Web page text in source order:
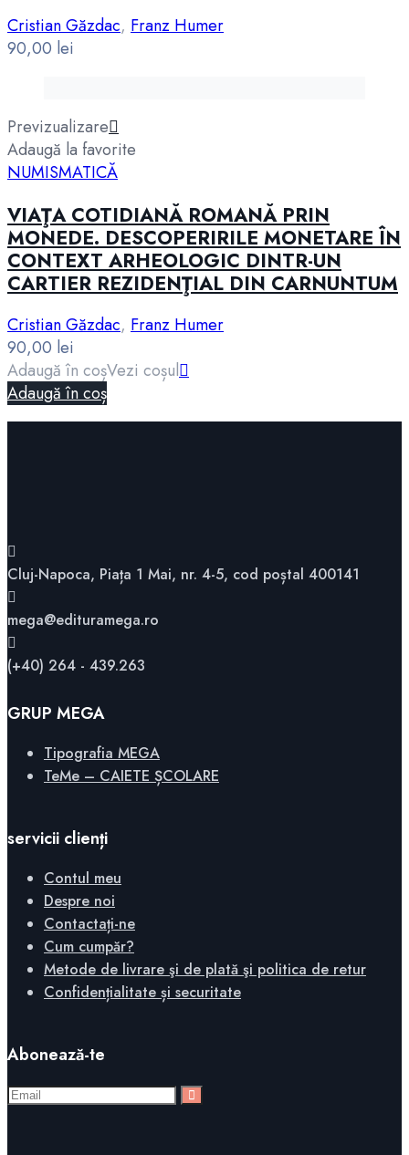
Cristian Găzdac, Franz Humer
90,00 lei
Previzualizare
Adaugă la favorite
NUMISMATICĂ
VIAŢA COTIDIANĂ ROMANĂ PRIN
MONEDE. DESCOPERIRILE MONETARE ÎN
CONTEXT ARHEOLOGIC DINTR-UN
CARTIER REZIDENŢIAL DIN CARNUNTUM
Cristian Găzdac, Franz Humer
90,00 lei
Adaugă în coșVezi coșul
Adaugă în coș
Cluj-Napoca, Piața 1 Mai, nr. 4-5, cod poștal 400141
mega@edituramega.ro
(+40) 264 - 439.263
GRUP MEGA
Tipografia MEGA
TeMe – CAIETE ȘCOLARE
servicii clienți
Contul meu
Despre noi
Contactați-ne
Cum cumpăr?
Metode de livrare şi de plată şi politica de retur
Confidențialitate și securitate
Abonează-te